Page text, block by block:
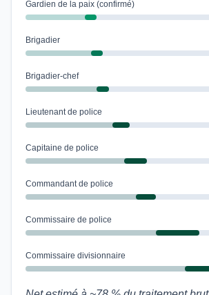
Gardien de la paix (confirmé)
Brigadier
Brigadier-chef
Lieutenant de police
Capitaine de police
Commandant de police
Commissaire de police
Commissaire divisionnaire